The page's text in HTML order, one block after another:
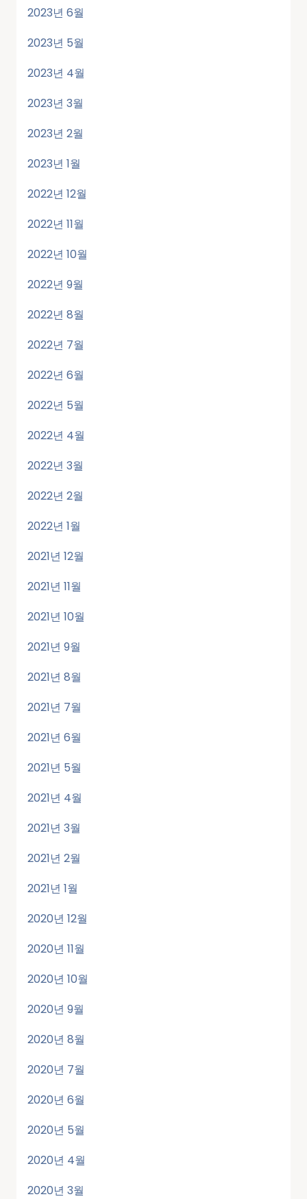
2023년 6월
2023년 5월
2023년 4월
2023년 3월
2023년 2월
2023년 1월
2022년 12월
2022년 11월
2022년 10월
2022년 9월
2022년 8월
2022년 7월
2022년 6월
2022년 5월
2022년 4월
2022년 3월
2022년 2월
2022년 1월
2021년 12월
2021년 11월
2021년 10월
2021년 9월
2021년 8월
2021년 7월
2021년 6월
2021년 5월
2021년 4월
2021년 3월
2021년 2월
2021년 1월
2020년 12월
2020년 11월
2020년 10월
2020년 9월
2020년 8월
2020년 7월
2020년 6월
2020년 5월
2020년 4월
2020년 3월